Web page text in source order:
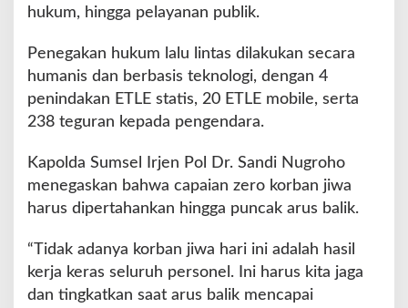
hukum, hingga pelayanan publik.
Penegakan hukum lalu lintas dilakukan secara
humanis dan berbasis teknologi, dengan 4
penindakan ETLE statis, 20 ETLE mobile, serta
238 teguran kepada pengendara.
Kapolda Sumsel Irjen Pol Dr. Sandi Nugroho
menegaskan bahwa capaian zero korban jiwa
harus dipertahankan hingga puncak arus balik.
“Tidak adanya korban jiwa hari ini adalah hasil
kerja keras seluruh personel. Ini harus kita jaga
dan tingkatkan saat arus balik mencapai